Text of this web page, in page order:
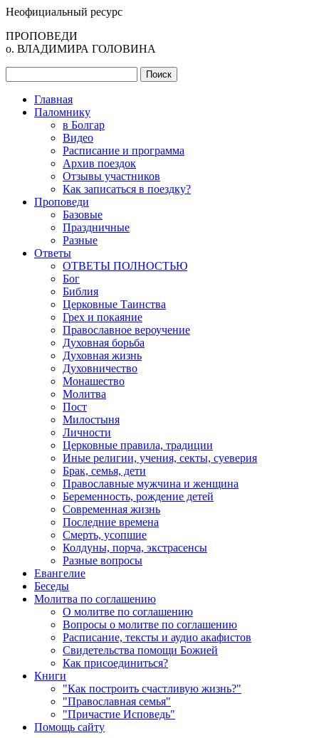
Неофициальный ресурс
ПРОПОВЕДИ
о. ВЛАДИМИРА ГОЛОВИНА
Главная
Паломнику
в Болгар
Видео
Расписание и программа
Архив поездок
Отзывы участников
Как записаться в поездку?
Проповеди
Базовые
Праздничные
Разные
Ответы
ОТВЕТЫ ПОЛНОСТЬЮ
Бог
Библия
Церковные Таинства
Грех и покаяние
Православное вероучение
Духовная борьба
Духовная жизнь
Духовничество
Монашество
Молитва
Пост
Милостыня
Личности
Церковные правила, традиции
Иные религии, учения, секты, суеверия
Брак, семья, дети
Православные мужчина и женщина
Беременность, рождение детей
Современная жизнь
Последние времена
Смерть, усопшие
Колдуны, порча, экстрасенсы
Разные вопросы
Евангелие
Беседы
Молитва по соглашению
О молитве по соглашению
Вопросы о молитве по соглашению
Расписание, тексты и аудио акафистов
Свидетельства помощи Божией
Как присоединиться?
Книги
"Как построить счастливую жизнь?"
"Православная семья"
"Причастие Исповедь"
Помощь сайту